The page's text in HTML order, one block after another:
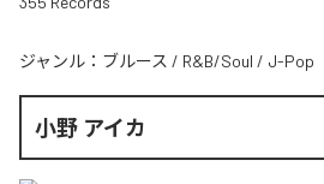
ジャンル： ブルース / R&B/Soul / J-Pop
小野 アイカ